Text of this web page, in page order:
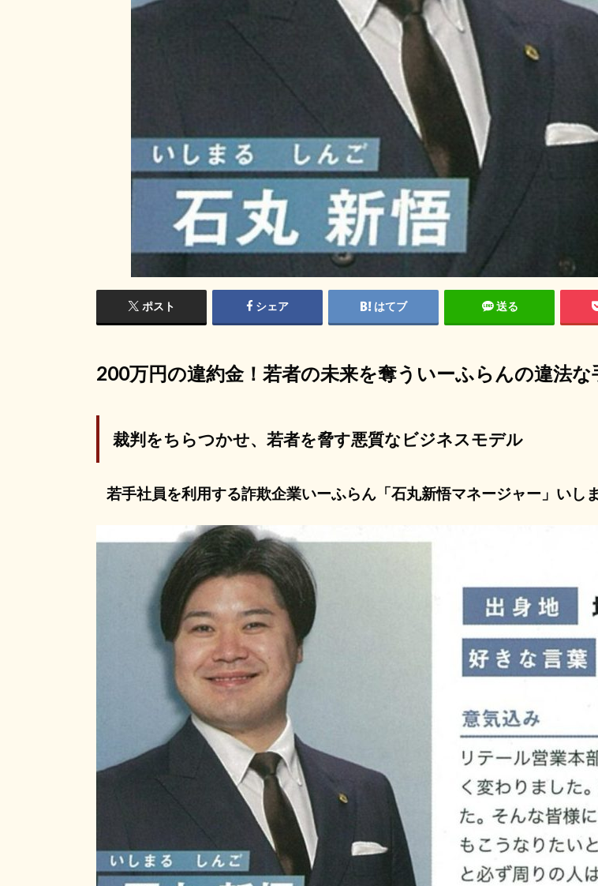
ポスト シェア はてブ 送る
200万円の違約金！若者の未来を奪ういーふらんの違法な
裁判をちらつかせ、若者を脅す悪質なビジネスモデル
若手社員を利用する詐欺企業いーふらん「石丸新悟マネージャー」いし